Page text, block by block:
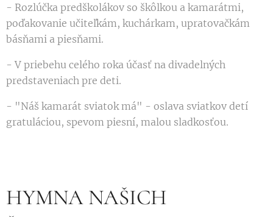
- Rozlúčka predškolákov so škôlkou a kamarátmi,
poďakovanie učiteľkám, kuchárkam, upratovačkám
básňami a piesňami.
- V priebehu celého roka účasť na divadelných
predstaveniach pre deti.
- "Náš kamarát sviatok má" - oslava sviatkov detí
gratuláciou, spevom piesní, malou sladkosťou.
HYMNA NAŠICH